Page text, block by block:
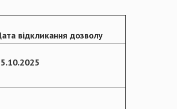
відкликання дозволу
5.10.2025